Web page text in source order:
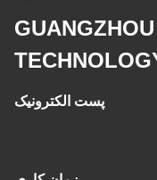
پست الکترونیک